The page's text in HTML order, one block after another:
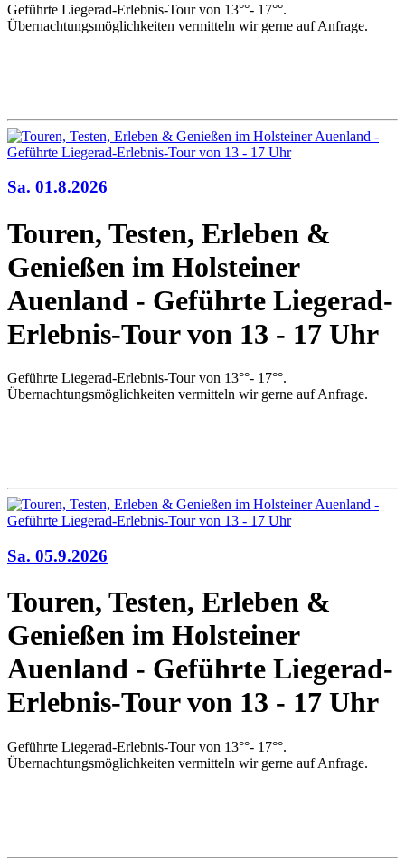
Geführte Liegerad-Erlebnis-Tour von 13°°- 17°°.
Übernachtungsmöglichkeiten vermitteln wir gerne auf Anfrage.
Sa. 01.8.2026
Touren, Testen, Erleben &
Genießen im Holsteiner
Auenland - Geführte Liegerad-
Erlebnis-Tour von 13 - 17 Uhr
Geführte Liegerad-Erlebnis-Tour von 13°°- 17°°.
Übernachtungsmöglichkeiten vermitteln wir gerne auf Anfrage.
Sa. 05.9.2026
Touren, Testen, Erleben &
Genießen im Holsteiner
Auenland - Geführte Liegerad-
Erlebnis-Tour von 13 - 17 Uhr
Geführte Liegerad-Erlebnis-Tour von 13°°- 17°°.
Übernachtungsmöglichkeiten vermitteln wir gerne auf Anfrage.